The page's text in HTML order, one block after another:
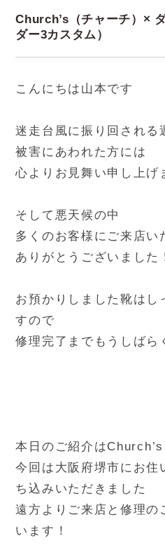
Church’s（チャーチ）×
ダー3カスタム）
こんにちは山本です
迷走台風に振り回される
被害にあわれた方には
心よりお見舞い申し上げ
そして悪天候の中
多くのお客様にご来店い
ありがとうございました
お預かりしました靴はし
すので
修理完了までもうしばら
本日のご紹介は
今回は大阪府堺市にお住
ち込みいただきました
遠方よりご来店と修理の
います！